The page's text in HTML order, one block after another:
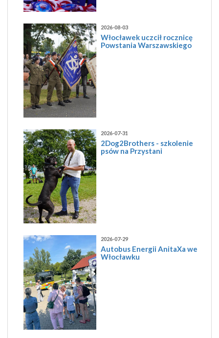
2026-08-03
Włocławek uczcił rocznicę
Powstania Warszawskiego
2026-07-31
2Dog2Brothers - szkolenie
psów na Przystani
2026-07-29
Autobus Energii AnitaXa we
Włocławku